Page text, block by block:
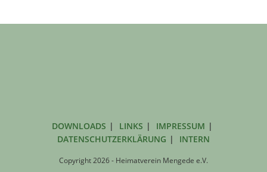
DOWNLOADS LINKS
IMPRESSUM
DATENSCHUTZERKLÄRUNG
INTERN
Copyright 2026 - Heimatverein Mengede e.V.